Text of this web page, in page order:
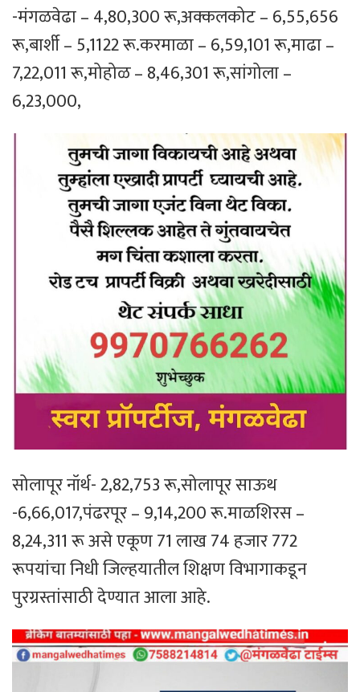
-मंगळवेढा – 4,80,300 रू,अक्कलकोट – 6,55,656
रू,बार्शी – 5,1122 रू.करमाळा – 6,59,101 रू,माढा –
7,22,011 रू,मोहोळ – 8,46,301 रू,सांगोला –
6,23,000,
सोलापूर नॉर्थ- 2,82,753 रू,सोलापूर साऊथ
-6,66,017,पंढरपूर – 9,14,200 रू.माळशिरस –
8,24,311 रू असे एकूण 71 लाख 74 हजार 772
रूपयांचा निधी जिल्हयातील शिक्षण विभागाकडून
पुरग्रस्तांसाठी देण्यात आला आहे.